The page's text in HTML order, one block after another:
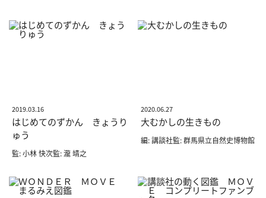
2019.03.16
はじめてのずかん きょうり
ゅう
監: 小林 快次監: 瀧 靖之
2020.06.27
大むかしの生きもの
編: 講談社監: 群馬県立自然史博物館